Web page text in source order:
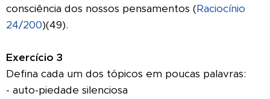
consciência dos nossos pensamentos (Raciocínio
24/200)(49).
Exercício 3
Defina cada um dos tópicos em poucas palavras:
- auto-piedade silenciosa